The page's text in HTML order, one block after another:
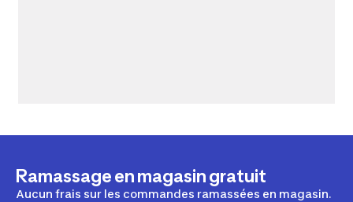
Ramassage en magasin gratuit
Aucun frais sur les commandes ramassées en magasin.